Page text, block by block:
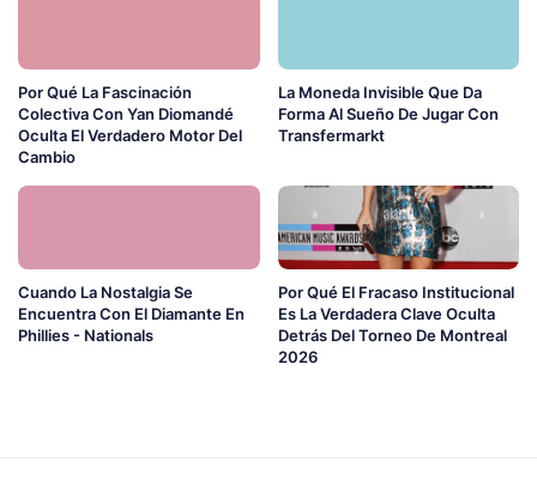
Por Qué La Fascinación
Colectiva Con Yan Diomandé
Oculta El Verdadero Motor Del
Cambio
La Moneda Invisible Que Da
Forma Al Sueño De Jugar Con
Transfermarkt
Cuando La Nostalgia Se
Encuentra Con El Diamante En
Phillies - Nationals
Por Qué El Fracaso Institucional
Es La Verdadera Clave Oculta
Detrás Del Torneo De Montreal
2026